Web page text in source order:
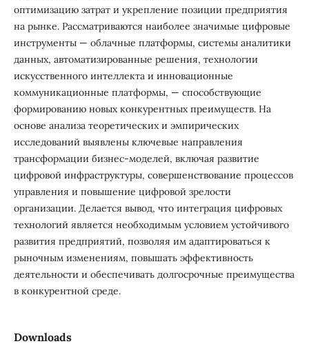
оптимизацию затрат и укрепление позиции предприятия
на рынке. Рассматриваются наиболее значимые цифровые
инструменты — облачные платформы, системы аналитики
данных, автоматизированные решения, технологии
искусственного интеллекта и инновационные
коммуникационные платформы, — способствующие
формированию новых конкурентных преимуществ. На
основе анализа теоретических и эмпирических
исследований выявлены ключевые направления
трансформации бизнес-моделей, включая развитие
цифровой инфраструктуры, совершенствование процессов
управления и повышение цифровой зрелости
организации. Делается вывод, что интеграция цифровых
технологий является необходимым условием устойчивого
развития предприятий, позволяя им адаптироваться к
рыночным изменениям, повышать эффективность
деятельности и обеспечивать долгосрочные преимущества
в конкурентной среде.
Downloads